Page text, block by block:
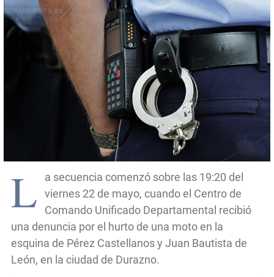
L
a secuencia comenzó sobre las 19:20 del
viernes 22 de mayo, cuando el Centro de
Comando Unificado Departamental recibió
una denuncia por el hurto de una moto en la
esquina de Pérez Castellanos y Juan Bautista de
León, en la ciudad de Durazno.